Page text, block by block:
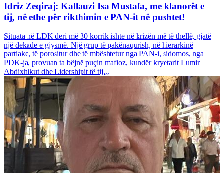
Idriz Zeqiraj: Kallauzi Isa Mustafa, me klanorët e
tij, në ethe për rikthimin e PAN-it në pushtet!
Situata në LDK deri më 30 korrik ishte në krizën më të thellë, gjatë
një dekade e gjysmë. Një grup të pakënaqurish, në hierarkinë
partiake, të porositur dhe të mbështetur nga PAN-i, sidomos, nga
PDK-ja, provuan ta bëjnë puçin mafioz, kundër kryetarit Lumir
Abdixhikut dhe Lidershipit të tij.,,